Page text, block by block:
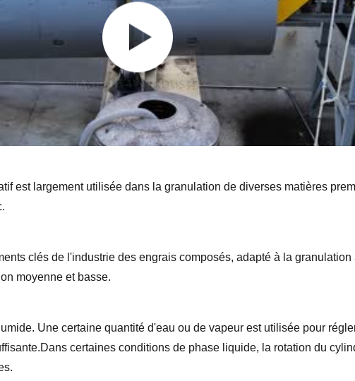
est largement utilisée dans la granulation de diverses matières
clés de l'industrie des engrais composés, adapté à la
moyenne et basse.
Une certaine quantité d'eau ou de vapeur est utilisée pour
certaines conditions de phase liquide, la rotation du